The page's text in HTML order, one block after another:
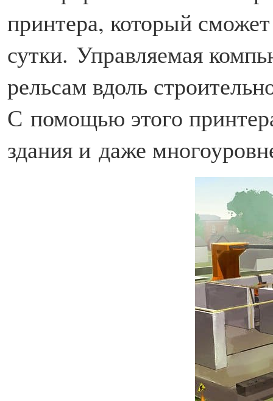
принтера, который
сутки. Управляемая
рельсам вдоль
С помощью этого
здания и даже